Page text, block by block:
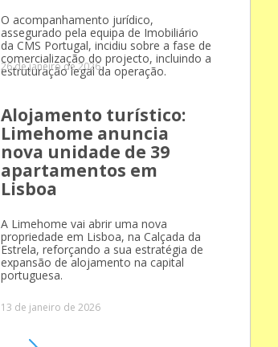
O acompanhamento jurídico,
assegurado pela equipa de Imobiliário
da CMS Portugal, incidiu sobre a fase de
comercialização do projecto, incluindo a
estruturação legal da operação.
26 de janeiro de 2026
Alojamento turístico:
Limehome anuncia
nova unidade de 39
apartamentos em
Lisboa
A Limehome vai abrir uma nova
propriedade em Lisboa, na Calçada da
Estrela, reforçando a sua estratégia de
expansão de alojamento na capital
portuguesa.
13 de janeiro de 2026